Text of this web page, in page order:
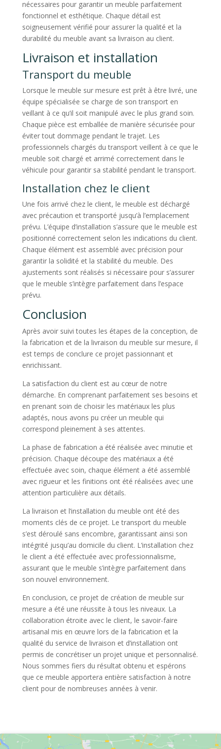
nécessaires pour garantir un meuble parfaitement
fonctionnel et esthétique. Chaque détail est
soigneusement vérifié pour assurer la qualité et la
durabilité du meuble avant sa livraison au client.
Livraison et installation
Transport du meuble
Lorsque le meuble sur mesure est prêt à être livré, une
équipe spécialisée se charge de son transport en
veillant à ce qu’il soit manipulé avec le plus grand soin.
Chaque pièce est emballée de manière sécurisée pour
éviter tout dommage pendant le trajet. Les
professionnels chargés du transport veillent à ce que le
meuble soit chargé et arrimé correctement dans le
véhicule pour garantir sa stabilité pendant le transport.
Installation chez le client
Une fois arrivé chez le client, le meuble est déchargé
avec précaution et transporté jusqu’à l’emplacement
prévu. L’équipe d’installation s’assure que le meuble est
positionné correctement selon les indications du client.
Chaque élément est assemblé avec précision pour
garantir la solidité et la stabilité du meuble. Des
ajustements sont réalisés si nécessaire pour s’assurer
que le meuble s’intègre parfaitement dans l’espace
prévu.
Conclusion
Après avoir suivi toutes les étapes de la conception, de
la fabrication et de la livraison du meuble sur mesure, il
est temps de conclure ce projet passionnant et
enrichissant.
La satisfaction du client est au cœur de notre
démarche. En comprenant parfaitement ses besoins et
en prenant soin de choisir les matériaux les plus
adaptés, nous avons pu créer un meuble qui
correspond pleinement à ses attentes.
La phase de fabrication a été réalisée avec minutie et
précision. Chaque découpe des matériaux a été
effectuée avec soin, chaque élément a été assemblé
avec rigueur et les finitions ont été réalisées avec une
attention particulière aux détails.
La livraison et l’installation du meuble ont été des
moments clés de ce projet. Le transport du meuble
s’est déroulé sans encombre, garantissant ainsi son
intégrité jusqu’au domicile du client. L’installation chez
le client a été effectuée avec professionnalisme,
assurant que le meuble s’intègre parfaitement dans
son nouvel environnement.
En conclusion, ce projet de création de meuble sur
mesure a été une réussite à tous les niveaux. La
collaboration étroite avec le client, le savoir-faire
artisanal mis en œuvre lors de la fabrication et la
qualité du service de livraison et d’installation ont
permis de concrétiser un projet unique et personnalisé.
Nous sommes fiers du résultat obtenu et espérons
que ce meuble apportera entière satisfaction à notre
client pour de nombreuses années à venir.